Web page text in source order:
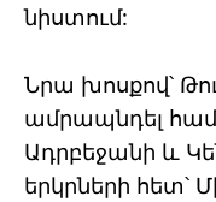
նիստում:
Նրա խոսքով՝
ամրապնդել
Ադրբեջանի և
երկրների հետ՝